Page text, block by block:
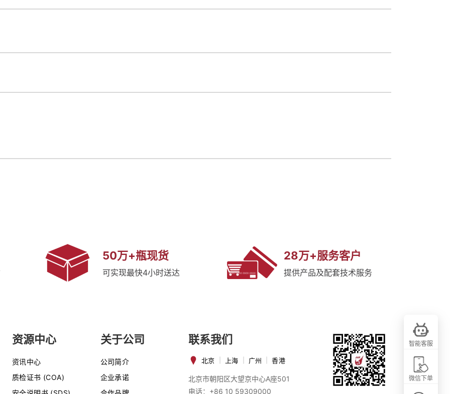
50万+瓶现货
可实现最快4小时送达
28万+服务客户
提供产品及配套技术服务
资源中心
资讯中心
质检证书 (COA)
关于公司
公司简介
企业承诺
联系我们
北京 上海 广州 香港
北京市朝阳区大望京中心A座501
电话：+86 10 59309000
智能客服
微信下单